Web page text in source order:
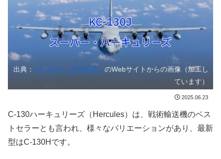
出典： US NAVY（米国海軍）のWebサイトからの画像（加工し
ています）
2025.06.23
C-130ハーキュリーズ（Hercules）は、戦術輸送機のベス
トセラーとも言われ、様々なバリエーションがあり、最新
型はC-130Hです。